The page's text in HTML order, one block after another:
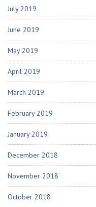
July 2019
June 2019
May 2019
April 2019
March 2019
February 2019
January 2019
December 2018
November 2018
October 2018